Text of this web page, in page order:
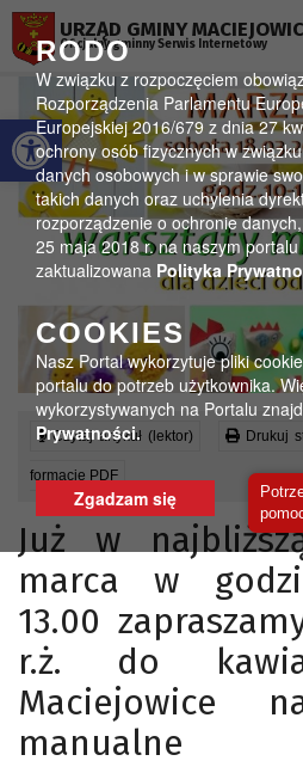
Otwórz pasek narzędzi
RODO
W związku z rozpoczęciem
Rozporządzenia Parlamentu
Europejskiej 2016/679 z dnia 27
ochrony osób fizycznych w
danych osobowych i w sprawie
takich danych oraz uchylenia
rozporządzenie o ochronie
25 maja 2018 r. na naszym
zaktualizowana Polityka
COOKIES
Nasz Portal wykorzytuje pliki
portalu do potrzeb użytkownika.
wykorzystywanych na Portalu
Prywatności.
Zgadzam się
URZĄD GMINY
Oficjalny gminny Serwis Internetowy
Czytaj artykuł (lektor) Drukuj
formacie PDF
Już w
marca w
13.00
r.ż. do
Maciejowice
manualne